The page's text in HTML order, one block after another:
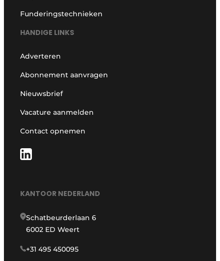
Funderingstechnieken
HANDIGE LINKS
Adverteren
Abonnement aanvragen
Nieuwsbrief
Vacature aanmelden
Contact opnemen
KANTOOR NEDERLAND
Schatbeurderlaan 6
6002 ED Weert
+31 495 450095